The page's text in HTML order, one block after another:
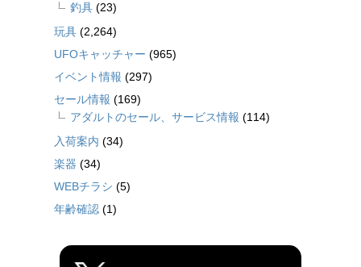
釣具 (23)
玩具 (2,264)
UFOキャッチャー (965)
イベント情報 (297)
セール情報 (169)
アダルトのセール、サービス情報 (114)
入荷案内 (34)
楽器 (34)
WEBチラシ (5)
年齢確認 (1)